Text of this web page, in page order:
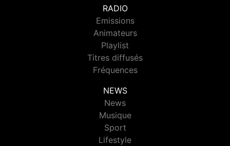
RADIO
Emissions
Animateurs
Playlist
Titres diffusés
Fréquences
NEWS
News
Musique
Sport
Lifestyle